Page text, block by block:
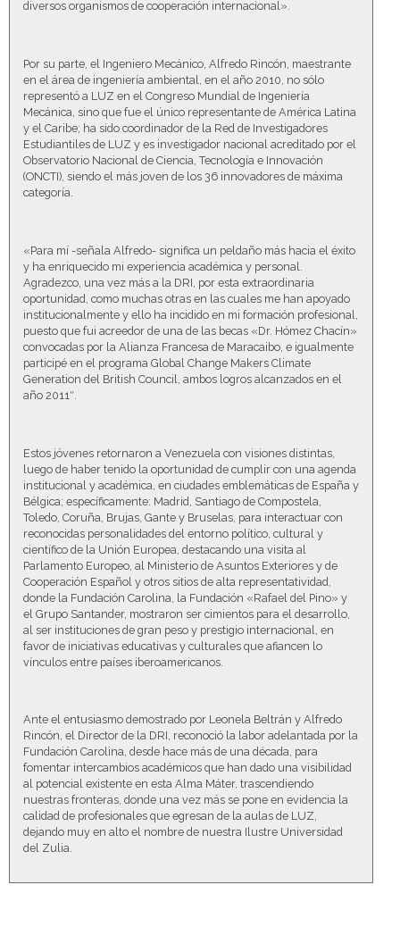
diversos organismos de cooperación internacional».
Por su parte, el Ingeniero Mecánico, Alfredo Rincón, maestrante
en el área de ingeniería ambiental, en el año 2010, no sólo
representó a LUZ en el Congreso Mundial de Ingeniería
Mecánica, sino que fue el único representante de América Latina
y el Caribe; ha sido coordinador de la Red de Investigadores
Estudiantiles de LUZ y es investigador nacional acreditado por el
Observatorio Nacional de Ciencia, Tecnología e Innovación
(ONCTI), siendo el más joven de los 36 innovadores de máxima
categoría.
«Para mí -señala Alfredo- significa un peldaño más hacia el éxito
y ha enriquecido mi experiencia académica y personal.
Agradezco, una vez más a la DRI, por esta extraordinaria
oportunidad, como muchas otras en las cuales me han apoyado
institucionalmente y ello ha incidido en mi formación profesional,
puesto que fui acreedor de una de las becas «Dr. Hómez Chacín»
convocadas por la Alianza Francesa de Maracaibo, e igualmente
participé en el programa Global Change Makers Climate
Generation del British Council, ambos logros alcanzados en el
año 2011″.
Estos jóvenes retornaron a Venezuela con visiones distintas,
luego de haber tenido la oportunidad de cumplir con una agenda
institucional y académica, en ciudades emblemáticas de España y
Bélgica; específicamente: Madrid, Santiago de Compostela,
Toledo, Coruña, Brujas, Gante y Bruselas, para interactuar con
reconocidas personalidades del entorno político, cultural y
científico de la Unión Europea, destacando una visita al
Parlamento Europeo, al Ministerio de Asuntos Exteriores y de
Cooperación Español y otros sitios de alta representatividad,
donde la Fundación Carolina, la Fundación «Rafael del Pino» y
el Grupo Santander, mostraron ser cimientos para el desarrollo,
al ser instituciones de gran peso y prestigio internacional, en
favor de iniciativas educativas y culturales que afiancen lo
vínculos entre países iberoamericanos.
Ante el entusiasmo demostrado por Leonela Beltrán y Alfredo
Rincón, el Director de la DRI, reconoció la labor adelantada por la
Fundación Carolina, desde hace más de una década, para
fomentar intercambios académicos que han dado una visibilidad
al potencial existente en esta Alma Máter, trascendiendo
nuestras fronteras, donde una vez más se pone en evidencia la
calidad de profesionales que egresan de la aulas de LUZ,
dejando muy en alto el nombre de nuestra Ilustre Universidad
del Zulia.